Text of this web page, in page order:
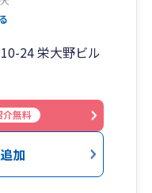
成りから申告、月
、税理士が企業
。
ご検討の場合もお
24 栄大野ビル
介無料
加